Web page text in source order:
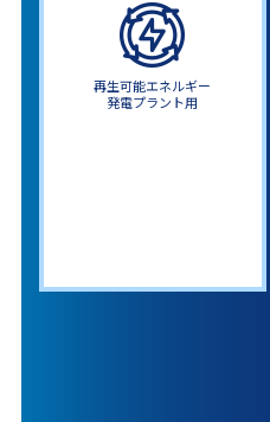
再生可能エネルギー
発電プラント用